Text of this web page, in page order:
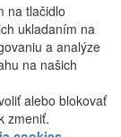
na tlačidlo
ukladaním na
a analýze
na našich
alebo blokovať
zmeniť.